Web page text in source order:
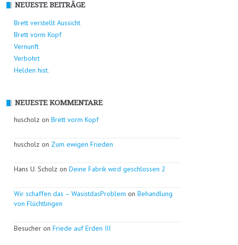
NEUESTE BEITRÄGE
Brett verstellt Aussicht
Brett vorm Kopf
Vernunft
Verbohrt
Helden hist.
NEUESTE KOMMENTARE
huscholz on Brett vorm Kopf
huscholz on Zum ewigen Frieden
Hans U. Scholz on Deine Fabrik wird geschlossen 2
Wir schaffen das – WasistdasProblem on Behandlung
von Flüchtlingen
Besucher on Friede auf Erden III